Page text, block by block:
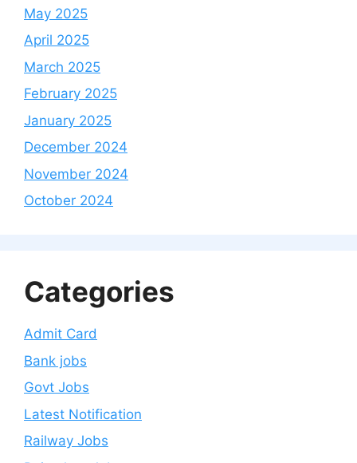
May 2025
April 2025
March 2025
February 2025
January 2025
December 2024
November 2024
October 2024
Categories
Admit Card
Bank jobs
Govt Jobs
Latest Notification
Railway Jobs